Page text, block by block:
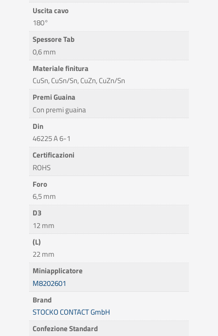
Uscita cavo
180°
Spessore Tab
0,6 mm
Materiale finitura
CuSn, CuSn/Sn, CuZn, CuZn/Sn
Premi Guaina
Con premi guaina
Din
46225 A 6-1
Certificazioni
ROHS
Foro
6,5 mm
D3
12 mm
(L)
22 mm
Miniapplicatore
M8202601
Brand
STOCKO CONTACT GmbH
Confezione Standard